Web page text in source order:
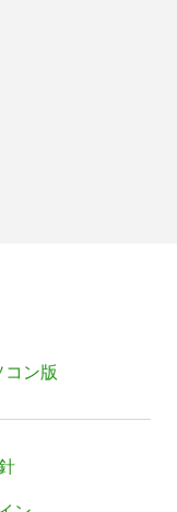
コン版